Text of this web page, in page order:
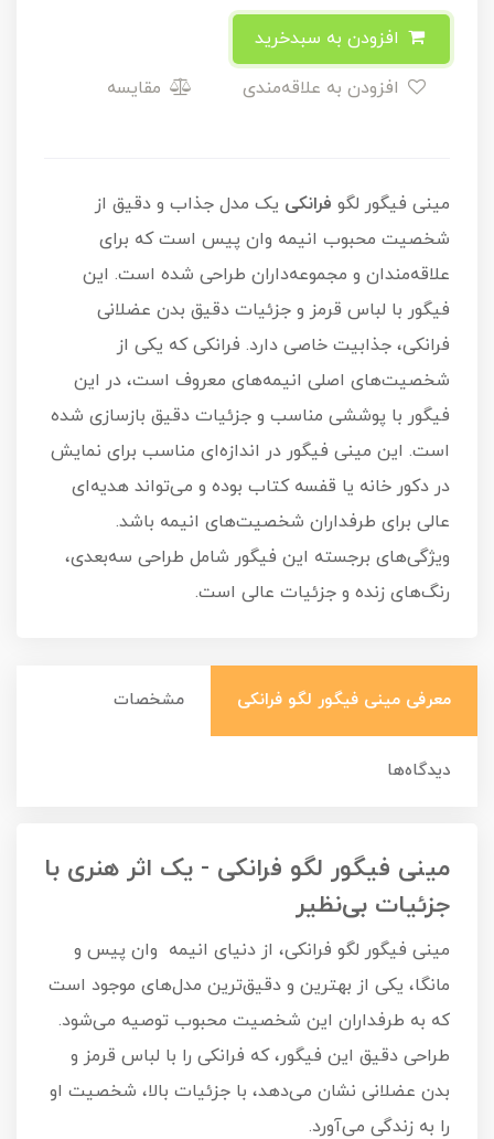
مقایسه
مینی فیگور لگو فرانکی یک مدل جذاب و دقیق از
شخصیت محبوب انیمه وان پیس است که برای
علاقه‌مندان و مجموعه‌داران طراحی شده است. این
فیگور با لباس قرمز و جزئیات دقیق بدن عضلانی
فرانکی، جذابیت خاصی دارد. فرانکی که یکی از
شخصیت‌های اصلی انیمه‌های معروف است، در این
فیگور با پوششی مناسب و جزئیات دقیق بازسازی شده
است. این مینی فیگور در اندازه‌ای مناسب برای نمایش
در دکور خانه یا قفسه کتاب بوده و می‌تواند هدیه‌ای
عالی برای طرفداران شخصیت‌های انیمه باشد.
ویژگی‌های برجسته این فیگور شامل طراحی سه‌بعدی،
رنگ‌های زنده و جزئیات عالی است.
معرفی مینی فیگور لگو فرانکی مشخصات
دیدگاه‌ها
مینی فیگور لگو فرانکی - یک اثر هنری با
جزئیات بی‌نظیر
مینی فیگور لگو فرانکی، از دنیای انیمه وان پیس و
مانگا، یکی از بهترین و دقیق‌ترین مدل‌های موجود است
که به طرفداران این شخصیت محبوب توصیه می‌شود.
طراحی دقیق این فیگور، که فرانکی را با لباس قرمز و
بدن عضلانی نشان می‌دهد، با جزئیات بالا، شخصیت او
را به زندگی می‌آورد.